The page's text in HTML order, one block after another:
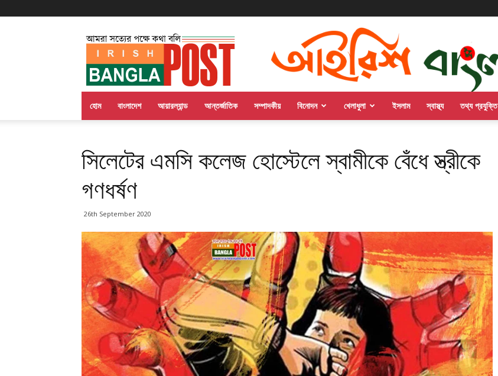
Irish
Bangla
Post
হোম বাংলাদেশ আয়ারল্যান্ড আন্তর্জাতিক সম্পাদকীয় বিনোদন খেলাধুলা ইসলাম স্বাস্থ্য তথ্য প্রযুক্তি
সিলেটের এমসি কলেজ হোস্টেলে স্বামীকে বেঁধে স্ত্রীকে
গণধর্ষণ
26th September 2020